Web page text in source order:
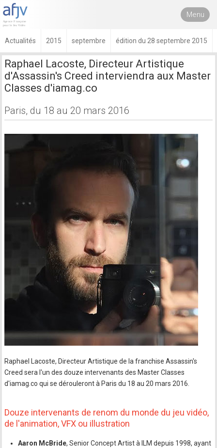
Menu
Actualités 2015 septembre édition du 28 septembre 2015
Raphael Lacoste, Directeur Artistique
d'Assassin's Creed interviendra aux Master
Classes d'iamag.co
Paris, du 18 au 20 mars 2016
Raphael Lacoste, Directeur Artistique de la franchise Assassin's
Creed sera l'un des douze intervenants des Master Classes
d'iamag.co qui se dérouleront à Paris du 18 au 20 mars 2016.
Douze intervenants de renom du monde du jeu vidéo,
de l'animation, VFX ou illustration
Aaron McBride, Senior Concept Artist à ILM depuis 1998, ayant